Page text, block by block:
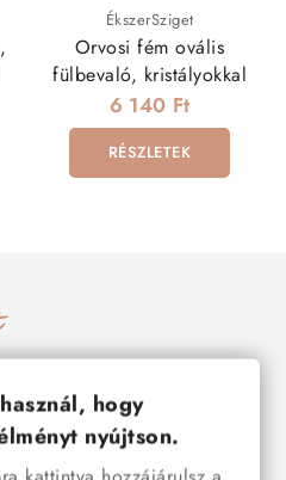
ÉkszerSziget
Orvosi fém ovális
fülbevaló, kristályokkal
6 140 Ft
RÉSZLETEK
minőségű, stílusos és tartós
ékszer közül, amelyek
darabok is:
hogy
nyújtson.